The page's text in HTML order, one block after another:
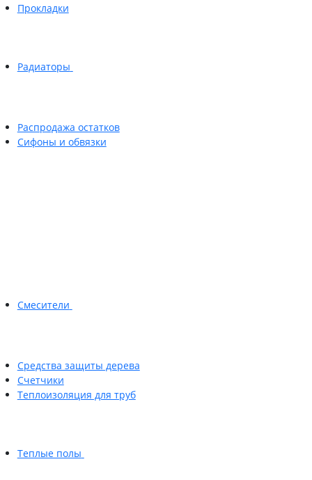
Прокладки
Радиаторы
Распродажа остатков
Сифоны и обвязки
Смесители
Средства защиты дерева
Счетчики
Теплоизоляция для труб
Теплые полы